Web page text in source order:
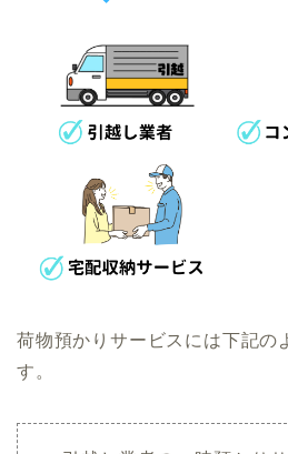
荷物預かりサービスには下記の
す。